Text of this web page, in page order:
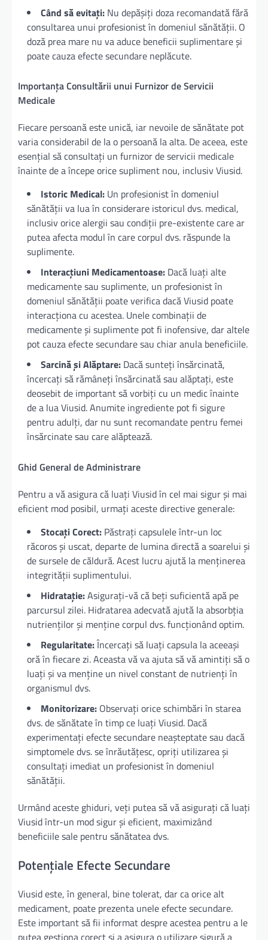
Când să evitați: Nu depășiți doza recomandată fără
consultarea unui profesionist în domeniul sănătății. O
doză prea mare nu va aduce beneficii suplimentare și
poate cauza efecte secundare neplăcute.
Importanța Consultării unui Furnizor de Servicii
Medicale
Fiecare persoană este unică, iar nevoile de sănătate pot
varia considerabil de la o persoană la alta. De aceea, este
esențial să consultați un furnizor de servicii medicale
înainte de a începe orice supliment nou, inclusiv Viusid.
Istoric Medical: Un profesionist în domeniul
sănătății va lua în considerare istoricul dvs. medical,
inclusiv orice alergii sau condiții pre-existente care ar
putea afecta modul în care corpul dvs. răspunde la
suplimente.
Interacțiuni Medicamentoase: Dacă luați alte
medicamente sau suplimente, un profesionist în
domeniul sănătății poate verifica dacă Viusid poate
interacționa cu acestea. Unele combinații de
medicamente și suplimente pot fi inofensive, dar altele
pot cauza efecte secundare sau chiar anula beneficiile.
Sarcină și Alăptare: Dacă sunteți însărcinată,
încercați să rămâneți însărcinată sau alăptați, este
deosebit de important să vorbiți cu un medic înainte
de a lua Viusid. Anumite ingrediente pot fi sigure
pentru adulți, dar nu sunt recomandate pentru femei
însărcinate sau care alăptează.
Ghid General de Administrare
Pentru a vă asigura că luați Viusid în cel mai sigur și mai
eficient mod posibil, urmați aceste directive generale:
Stocați Corect: Păstrați capsulele într-un loc
răcoros și uscat, departe de lumina directă a soarelui și
de sursele de căldură. Acest lucru ajută la menținerea
integrității suplimentului.
Hidratație:Asigurați-vă că beți suficientă apă pe
parcursul zilei. Hidratarea adecvată ajută la absorbția
nutrienților și menține corpul dvs. funcționând optim.
Regularitate:Încercați să luați capsula la aceeași
oră în fiecare zi. Aceasta vă va ajuta să vă amintiți să o
luați și va menține un nivel constant de nutrienți în
organismul dvs.
Monitorizare: Observați orice schimbări în starea
dvs. de sănătate în timp ce luați Viusid. Dacă
experimentați efecte secundare neașteptate sau dacă
simptomele dvs. se înrăutățesc, opriți utilizarea și
consultați imediat un profesionist în domeniul
sănătății.
Urmând aceste ghiduri, veți putea să vă asigurați că luați
Viusid într-un mod sigur și eficient, maximizând
beneficiile sale pentru sănătatea dvs.
Potențiale Efecte Secundare
Viusid este, în general, bine tolerat, dar ca orice alt
medicament, poate prezenta unele efecte secundare.
Este important să fii informat despre acestea pentru a le